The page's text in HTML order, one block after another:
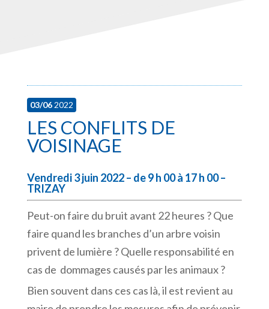
03/062022
LES CONFLITS DE
VOISINAGE
Vendredi 3 juin 2022 – de 9 h 00 à 17 h 00 –
TRIZAY
Peut-on faire du bruit avant 22 heures ? Que
faire quand les branches d’un arbre voisin
privent de lumière ? Quelle responsabilité en
cas de dommages causés par les animaux ?
Bien souvent dans ces cas là, il est revient au